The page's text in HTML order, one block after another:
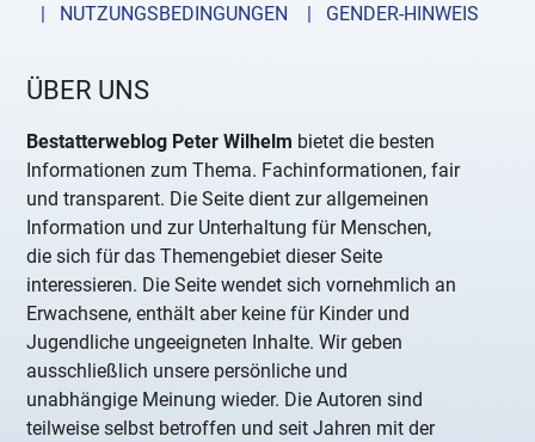
| NUTZUNGSBEDINGUNGEN
| GENDER-HINWEIS
ÜBER UNS
Bestatterweblog Peter Wilhelm bietet die besten
Informationen zum Thema. Fachinformationen, fair
und transparent. Die Seite dient zur allgemeinen
Information und zur Unterhaltung für Menschen,
die sich für das Themengebiet dieser Seite
interessieren. Die Seite wendet sich vornehmlich an
Erwachsene, enthält aber keine für Kinder und
Jugendliche ungeeigneten Inhalte. Wir geben
ausschließlich unsere persönliche und
unabhängige Meinung wieder. Die Autoren sind
teilweise selbst betroffen und seit Jahren mit der